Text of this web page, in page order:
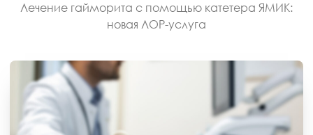
Лечение гайморита с помощью катетера ЯМИК:
новая ЛОР-услуга